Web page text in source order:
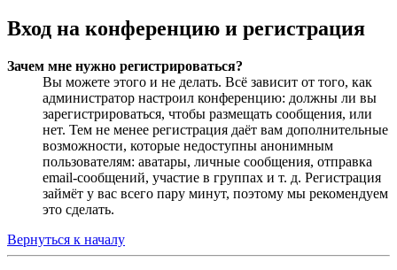
Вход на конференцию и регистрация
Зачем мне нужно регистрироваться?
Вы можете этого и не делать. Всё зависит от того, как
администратор настроил конференцию: должны ли вы
зарегистрироваться, чтобы размещать сообщения, или
нет. Тем не менее регистрация даёт вам дополнительные
возможности, которые недоступны анонимным
пользователям: аватары, личные сообщения, отправка
email-сообщений, участие в группах и т. д. Регистрация
займёт у вас всего пару минут, поэтому мы рекомендуем
это сделать.
Вернуться к началу